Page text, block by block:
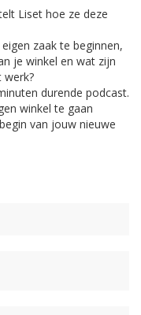
Liset hoe ze deze
zaak te beginnen,
je winkel en wat zijn
werk?
durende podcast.
winkel te gaan
van jouw nieuwe